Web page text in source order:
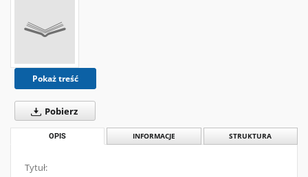
Pokaż treść
Pobierz
OPIS INFORMACJE STRUKTURA
Tytuł: